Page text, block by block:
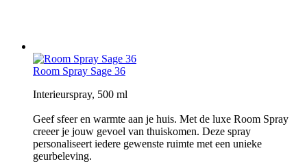
Room Spray Sage 36
Interieurspray, 500 ml
Geef sfeer en warmte aan je huis. Met de luxe Room Spray
creeer je jouw gevoel van thuiskomen. Deze spray
personaliseert iedere gewenste ruimte met een unieke
geurbeleving.